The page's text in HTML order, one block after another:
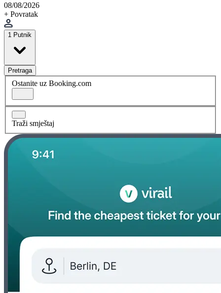
08/08/2026
+ Povratak
1 Putnik
Pretraga
Ostanite uz Booking.com
Traži smještaj